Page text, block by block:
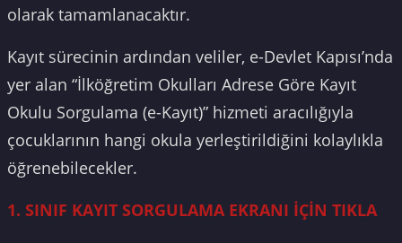
olarak tamamlanacaktır.
Kayıt sürecinin ardından veliler, e-Devlet Kapısı’nda
yer alan “İlköğretim Okulları Adrese Göre Kayıt
Okulu Sorgulama (e-Kayıt)” hizmeti aracılığıyla
çocuklarının hangi okula yerleştirildiğini kolaylıkla
öğrenebilecekler.
1. SINIF KAYIT SORGULAMA EKRANI İÇİN TIKLA